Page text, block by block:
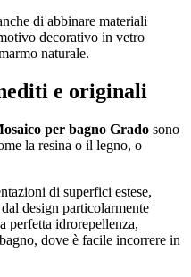
di abbinare materiali
decorativo in vetro
naturale.
e originali
per bagno Grado sono
la resina o il legno, o
di superfici estese,
design particolarmente
perfetta idrorepellenza,
dove è facile incorrere in